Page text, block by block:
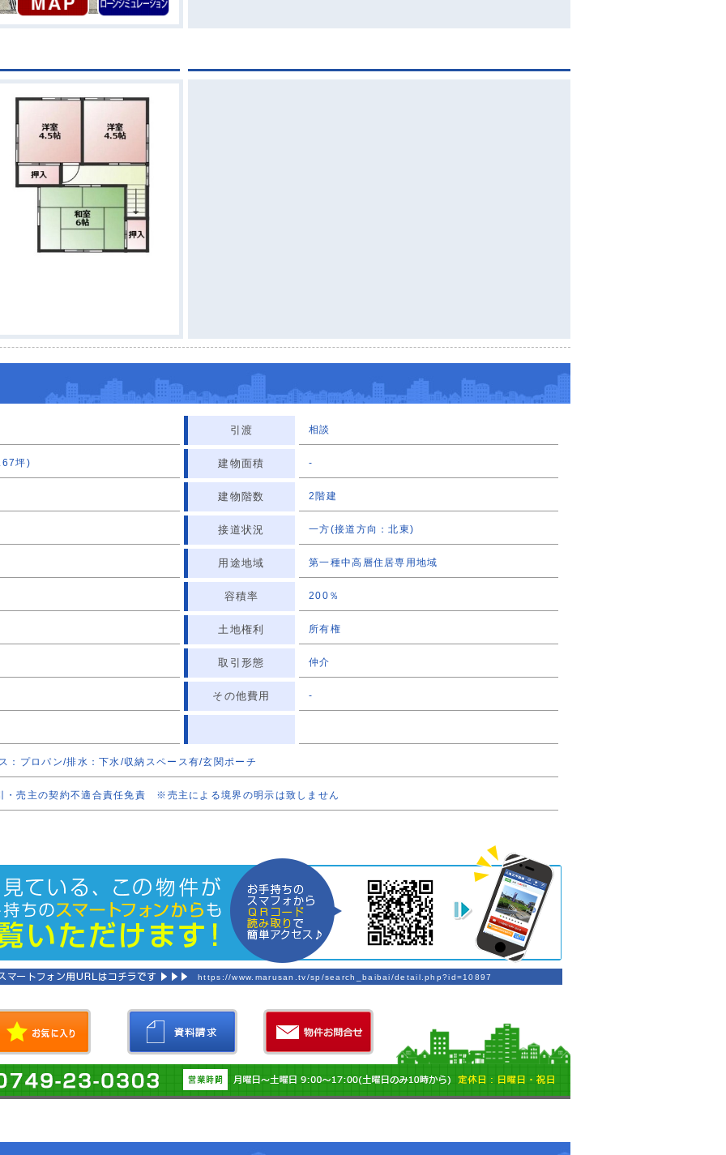
引渡 相談
坪) 建物面積 -
建物階数 2階建
接道状況 一方(接道方向：北東)
用途地域 第一種中高層住居専用地域
容積率 200％
土地権利 所有権
取引形態 仲介
その他費用 -
：プロパン/排水：下水/収納スペース有/玄関ポーチ
・売主の契約不適合責任免責 ※売主による境界の明示は致しません
https://www.marusan.tv/sp/search_baibai/detail.php?id=10897